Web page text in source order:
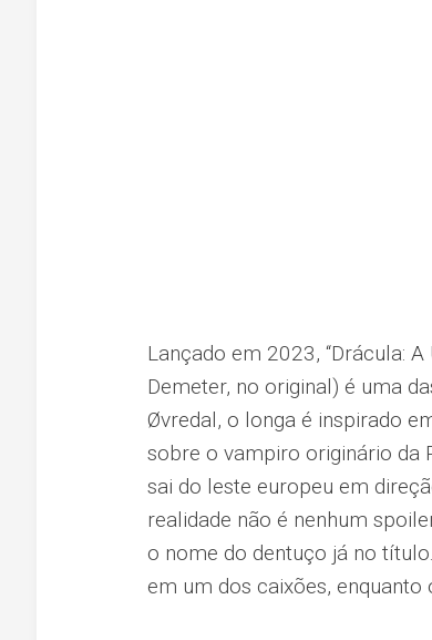
Lançado em 2023, “Drácula:
Demeter, no original) é uma
Øvredal, o longa é inspirado
sobre o vampiro originário da
sai do leste europeu em
realidade não é nenhum
o nome do dentuço já no
em um dos caixões,